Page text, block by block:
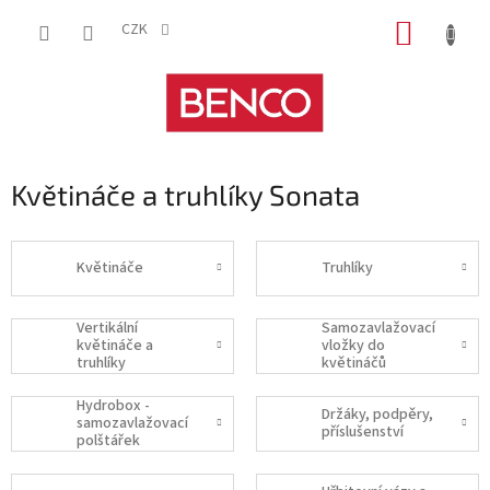
CZK
Květináče a truhlíky Sonata
Květináče Truhlíky
Vertikální
květináče a
truhlíky
Samozavlažovací
vložky do
květináčů
Hydrobox -
samozavlažovací
polštářek
Držáky, podpěry,
příslušenství